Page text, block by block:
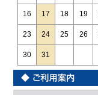
16 17 18 19
23 24 25 26
30 31